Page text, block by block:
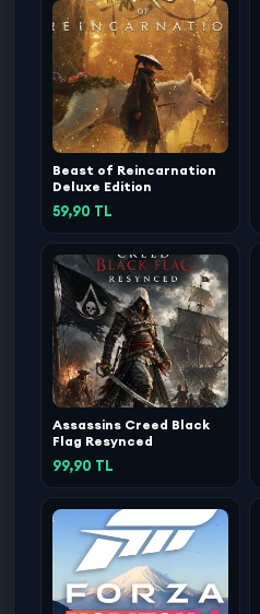
Beast of Reincarnation
Deluxe Edition
59,90 TL
Assassins Creed Black
Flag Resynced
99,90 TL